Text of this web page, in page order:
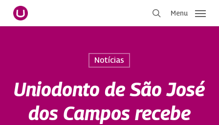
Pular
para
Menu
Notícias
Uniodonto de São José
dos Campos recebe